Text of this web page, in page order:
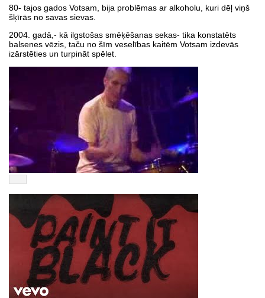
80- tajos gados Votsam, bija problēmas ar alkoholu, kuri dēļ viņš
šķīrās no savas sievas.
2004. gadā,- kā ilgstošas smēķēšanas sekas- tika konstatēts
balsenes vēzis, taču no šīm veselības kaitēm Votsam izdevās
izārstēties un turpināt spēlet.